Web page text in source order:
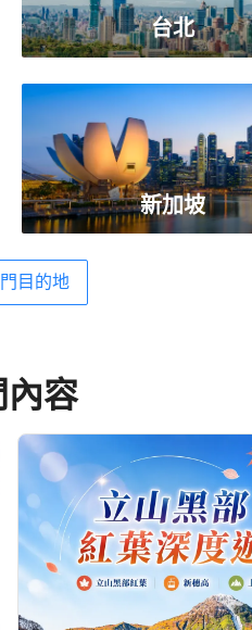
台北
新加坡
目的地
內容